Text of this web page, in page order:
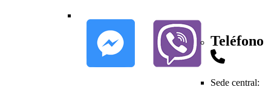
Teléfono
Sede central: